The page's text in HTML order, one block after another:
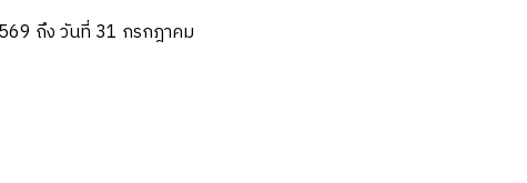
ถึง วันที่ 31 กรกฎาคม